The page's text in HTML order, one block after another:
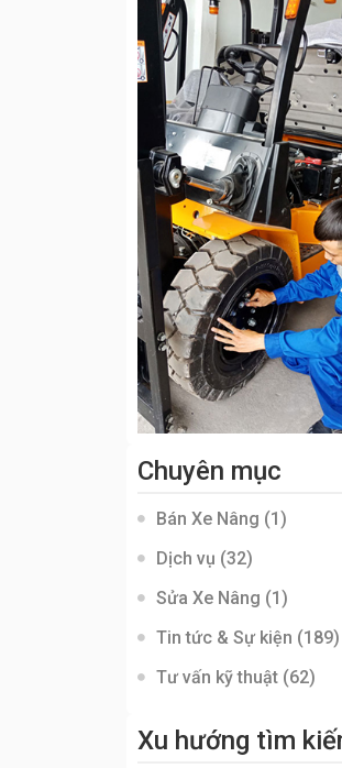
Chuyên mục
Bán Xe Nâng (1)
Dịch vụ (32)
Sửa Xe Nâng (1)
Tin tức & Sự kiện (189)
Tư vấn kỹ thuật (62)
Xu hướng tìm